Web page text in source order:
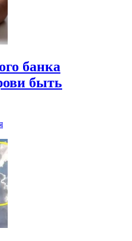
банка
быть